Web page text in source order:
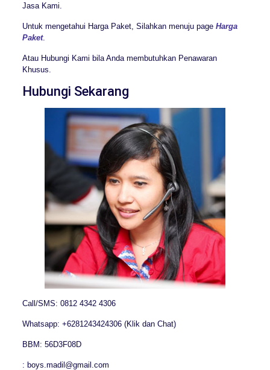
Jasa Kami.
Untuk mengetahui Harga Paket, Silahkan menuju page Harga
Paket.
Atau Hubungi Kami bila Anda membutuhkan Penawaran
Khusus.
Hubungi Sekarang
Call/SMS: 0812 4342 4306
Whatsapp: +6281243424306 (Klik dan Chat)
BBM: 56D3F08D
: boys.madil@gmail.com